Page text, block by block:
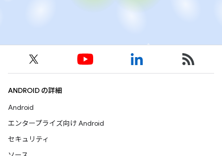
ANDROID の詳細
Android
エンタープライズ向け Android
セキュリティ